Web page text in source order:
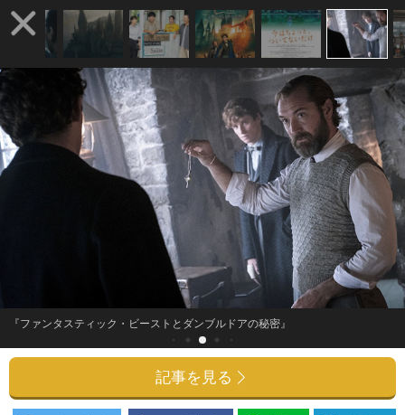
『ファンタスティック・ビーストとダンブルドアの秘密』
記事を見る